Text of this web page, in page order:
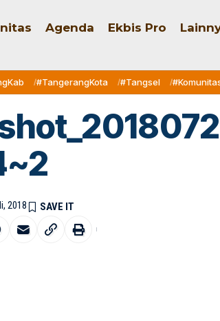
Agenda Ekbis Pro
#TangerangKota #Tangsel
2018